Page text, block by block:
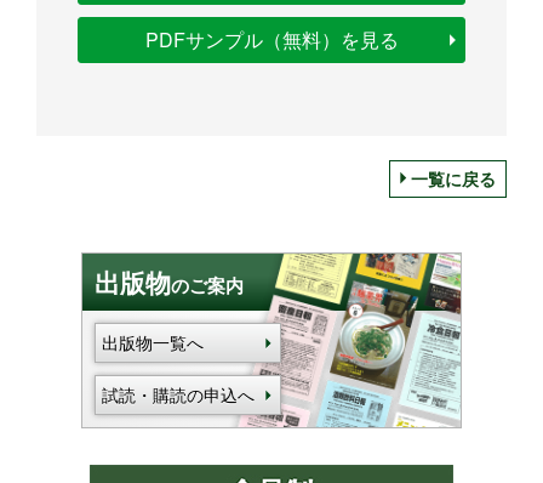
PDFサンプル（無料）を見る
一覧に戻る
出版物のご案内
出版物一覧へ
試読・購読の申込へ